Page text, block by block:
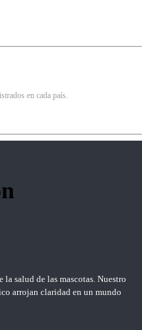
en cada país.
salud de las mascotas. Nuestro
arrojan claridad en un mundo